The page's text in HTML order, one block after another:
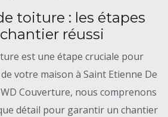
toiture : les étapes
réussi
est une étape cruciale pour
votre maison à Saint Etienne De
WD Couverture, nous comprenons
détail pour garantir un chantier